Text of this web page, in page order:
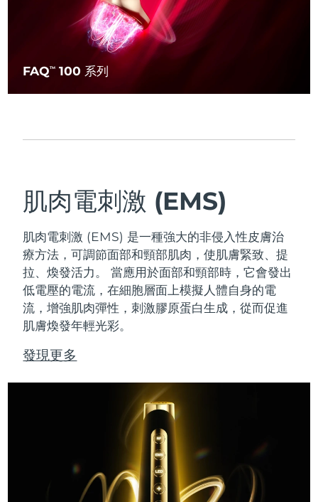
FAQTM 100 系列
肌肉電刺激 (EMS)
肌肉電刺激 (EMS) 是一種強大的非侵入性皮膚治
療方法，可調節面部和頸部肌肉，使肌膚緊致、提
拉、煥發活力。當應用於面部和頸部時，它會發出
低電壓的電流，在細胞層面上模擬人體自身的電
流，增強肌肉彈性，刺激膠原蛋白生成，從而促進
肌膚煥發年輕光彩。
發現更多